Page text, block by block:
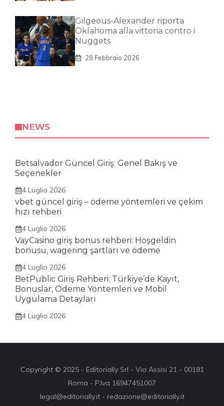
Gilgeous-Alexander riporta
Oklahoma alla vittoria contro i
Nuggets
28 Febbraio 2026
NEWS
Betsalvador Güncel Giriş: Genel Bakış ve
Seçenekler
4 Luglio 2026
vbet güncel giriş – ödeme yöntemleri ve çekim
hızı rehberi
4 Luglio 2026
VayCasino giriş bonus rehberi: Hoşgeldin
bonusu, wagering şartları ve ödeme
4 Luglio 2026
BetPublic Giriş Rehberi: Türkiye’de Kayıt,
Bonuslar, Ödeme Yöntemleri ve Mobil
Uygulama Detayları
4 Luglio 2026
Copyright © 2025 - Editorially Srl - Via Assisi 21 - 00181
Roma - P.Iva 16947451007
legal@editorially.it - redazione@editorially.it